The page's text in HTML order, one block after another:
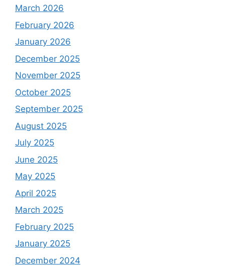
March 2026
February 2026
January 2026
December 2025
November 2025
October 2025
September 2025
August 2025
July 2025
June 2025
May 2025
April 2025
March 2025
February 2025
January 2025
December 2024